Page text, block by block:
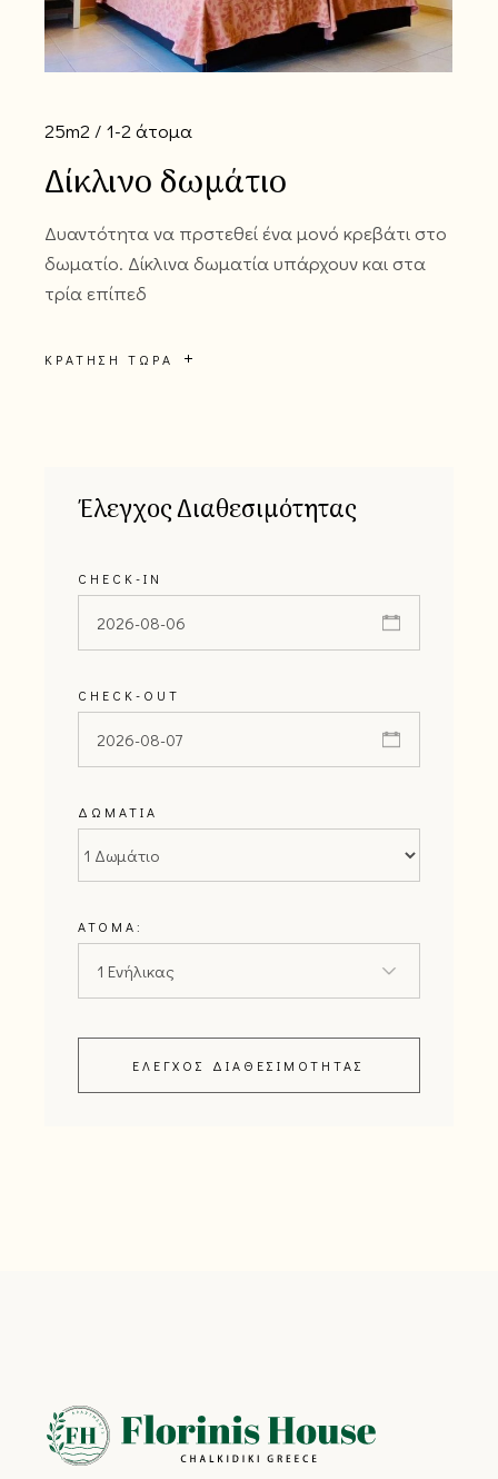
Δίκλινο δωμάτιο
Δυαντότητα να πρστεθεί ένα μονό κρεβάτι στο
δωματίο. Δίκλινα δωματία υπάρχουν και στα
τρία επίπεδ
ΚΡΆΤΗΣΗ ΤΏΡΑ
25m2 1-2 άτομα
Έλεγχος Διαθεσιμότητας
CHECK-IN
CHECK-OUT
ΔΩΜΆΤΙΑ
ΆΤΟΜΑ:
ΈΛΕΓΧΟΣ ΔΙΑΘΕΣΙΜΌΤΗΤΑΣ